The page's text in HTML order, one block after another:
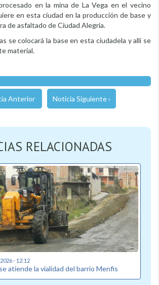
en la mina de La Vega en el vecino
en esta ciudad en la producción de base y
de asfaltado de Ciudad Alegría.
se colocará la base en esta ciudadela y allí se
material.
Anterior Noticia Siguiente ›
RELACIONADAS
- 12:12
atiende la vialidad del barrio Menfis